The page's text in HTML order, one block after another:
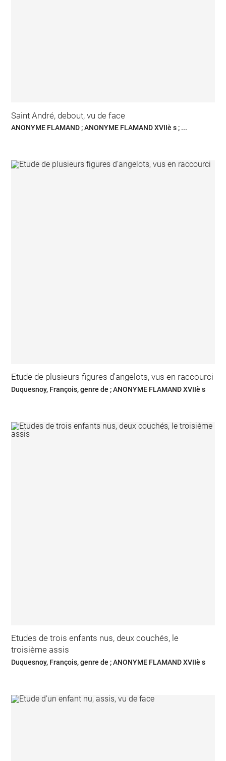
Saint André, debout, vu de face
ANONYME FLAMAND ; ANONYME FLAMAND XVIIè s ; ...
Etude de plusieurs figures d'angelots, vus en raccourci
Duquesnoy, François, genre de ; ANONYME FLAMAND XVIIè s
Etudes de trois enfants nus, deux couchés, le
troisième assis
Duquesnoy, François, genre de ; ANONYME FLAMAND XVIIè s